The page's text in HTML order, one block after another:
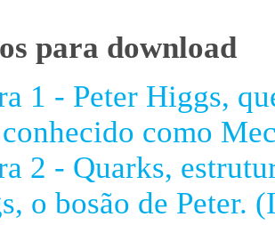
para download
1 - Peter Higgs,
como
2 - Quarks,
o bosão de Peter.